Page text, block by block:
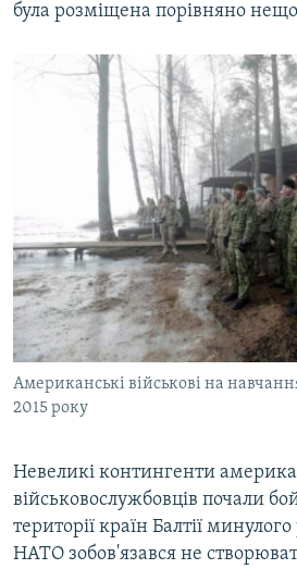
була розміщена порівняно
Американські військові на
2015 року
Невеликі контингенти
військовослужбовців почали
території країн Балтії
НАТО зобов'язався не